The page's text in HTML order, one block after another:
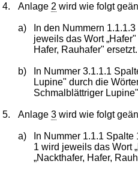
4. Anlage 2 wird wie folgt
a)
In den Nummern
jeweils das Wort
Hafer, Rauhafer" ersetzt.
b)
In Nummer 3.1.1.1
Lupine" durch die
Schmalblättriger
5. Anlage3 wird wie folgt
a)
In Nummer 1.1.1
1 wird jeweils das Wort
„Nackthafer, Hafer,